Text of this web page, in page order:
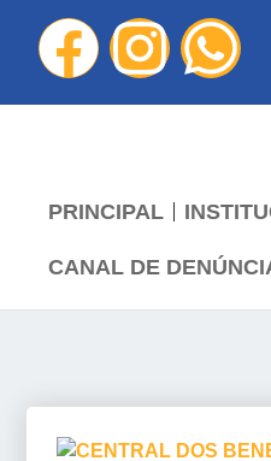
PRINCIPAL
CANAL DE